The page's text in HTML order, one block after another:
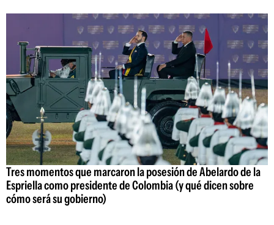
Tres momentos que marcaron la posesión de Abelardo de la
Espriella como presidente de Colombia (y qué dicen sobre
cómo será su gobierno)